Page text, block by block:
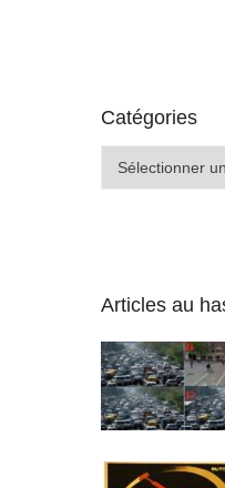
Catégories
Articles au